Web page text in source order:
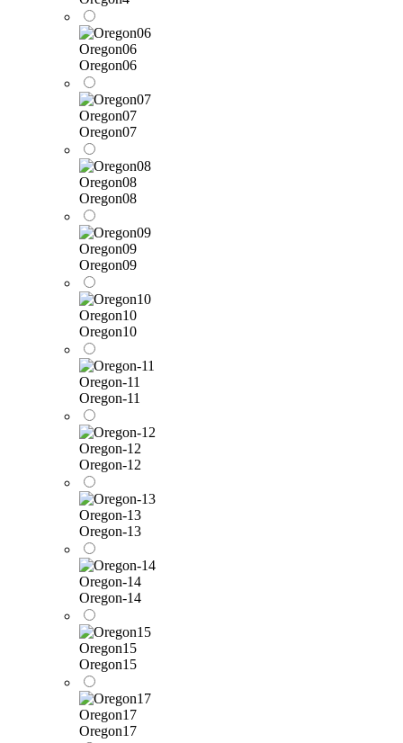
Oregon06
Oregon06
Oregon07
Oregon07
Oregon08
Oregon08
Oregon09
Oregon09
Oregon10
Oregon10
Oregon-11
Oregon-11
Oregon-12
Oregon-12
Oregon-13
Oregon-13
Oregon-14
Oregon-14
Oregon15
Oregon15
Oregon17
Oregon17